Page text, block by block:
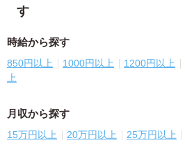
す
時給から探す
850円以上 1000円以上 1200円以上
上
月収から探す
15万円以上 20万円以上 25万円以上